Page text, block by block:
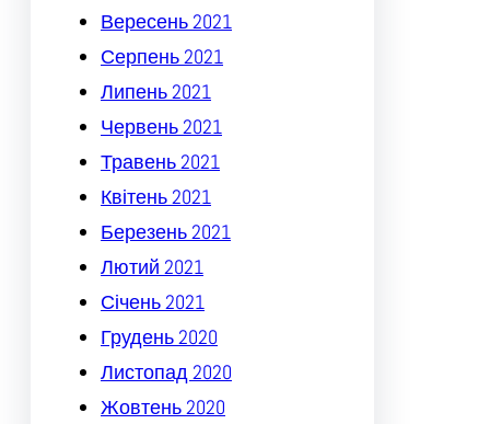
Вересень 2021
Серпень 2021
Липень 2021
Червень 2021
Травень 2021
Квітень 2021
Березень 2021
Лютий 2021
Січень 2021
Грудень 2020
Листопад 2020
Жовтень 2020